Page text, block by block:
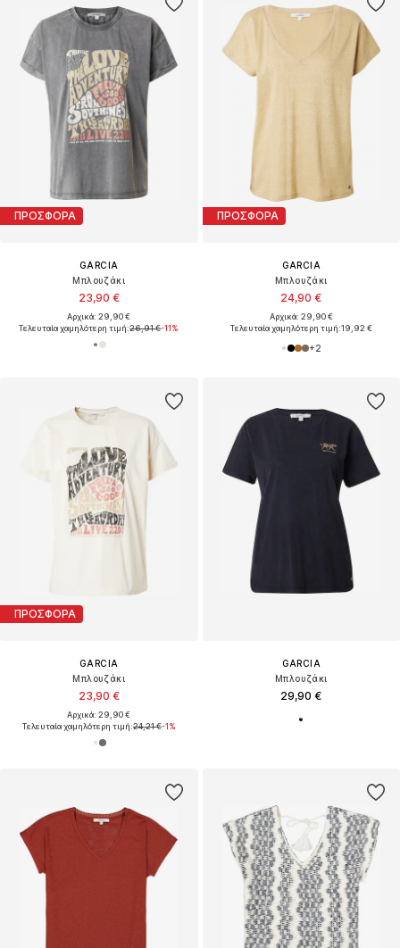
ΠΡΟΣΦΟΡΑ
GARCIA
Μπλουζάκι
23,90 €
Αρχικά: 29,90 €
Τελευταία χαμηλότερη τιμή:26,91 €-11%
ΠΡΟΣΦΟΡΑ
GARCIA
Μπλουζάκι
24,90 €
Αρχικά: 29,90 €
Τελευταία χαμηλότερη τιμή:19,92 €
+2
ΠΡΟΣΦΟΡΑ
GARCIA
Μπλουζάκι
23,90 €
Αρχικά: 29,90 €
Τελευταία χαμηλότερη τιμή:24,21 €-1%
GARCIA
Μπλουζάκι
29,90 €